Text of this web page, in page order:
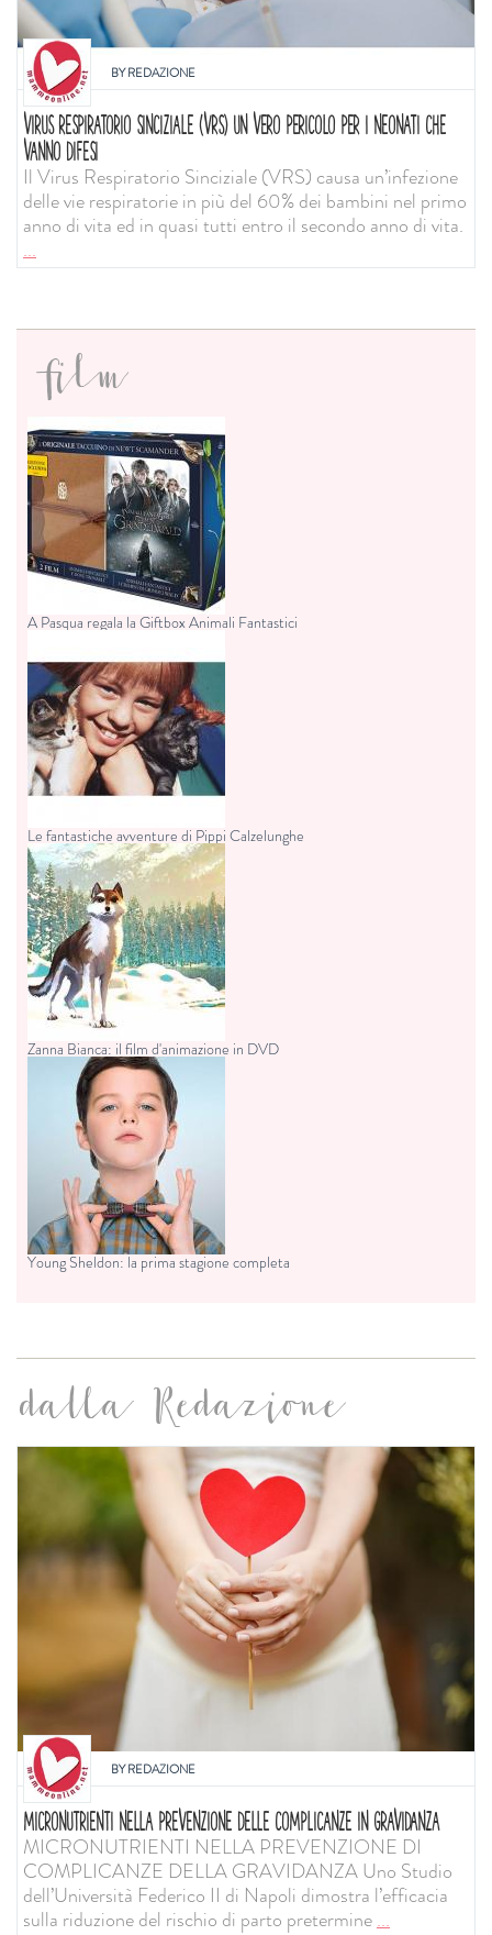
BYREDAZIONE
VIRUS RESPIRATORIO SINCIZIALE (VRS) UN VERO PERICOLO PER I NEONATI CHE
VANNO DIFESI
Il Virus Respiratorio Sinciziale (VRS) causa un’infezione
delle vie respiratorie in più del 60% dei bambini nel primo
anno di vita ed in quasi tutti entro il secondo anno di vita.
...
film
A Pasqua regala la Giftbox Animali Fantastici
Le fantastiche avventure di Pippi Calzelunghe
Zanna Bianca: il film d'animazione in DVD
Young Sheldon: la prima stagione completa
dalla Redazione
BYREDAZIONE
MICRONUTRIENTI NELLA PREVENZIONE DELLE COMPLICANZE IN GRAVIDANZA
MICRONUTRIENTI NELLA PREVENZIONE DI
COMPLICANZE DELLA GRAVIDANZA Uno Studio
dell’Università Federico II di Napoli dimostra l’efficacia
sulla riduzione del rischio di parto pretermine...